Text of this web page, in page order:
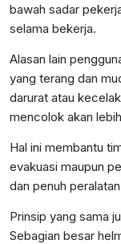
bawah sadar
selama bekerja.
Alasan lain
yang terang dan
darurat atau
mencolok akan
Hal ini membantu
evakuasi maupun
dan penuh
Prinsip yang sama
Sebagian besar